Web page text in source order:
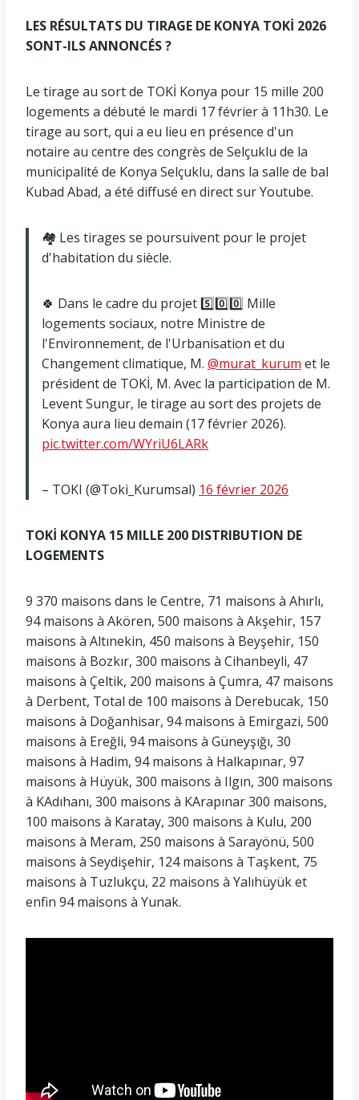
LES RÉSULTATS DU TIRAGE DE KONYA TOKİ 2026
SONT-ILS ANNONCÉS ?
Le tirage au sort de TOKİ Konya pour 15 mille 200
logements a débuté le mardi 17 février à 11h30. Le
tirage au sort, qui a eu lieu en présence d'un
notaire au centre des congrès de Selçuklu de la
municipalité de Konya Selçuklu, dans la salle de bal
Kubad Abad, a été diffusé en direct sur Youtube.
🏘️ Les tirages se poursuivent pour le projet
d'habitation du siècle.
🍀 Dans le cadre du projet 5️⃣0️⃣0️⃣ Mille
logements sociaux, notre Ministre de
l'Environnement, de l'Urbanisation et du
Changement climatique, M. @murat_kurum et le
président de TOKİ, M. Avec la participation de M.
Levent Sungur, le tirage au sort des projets de
Konya aura lieu demain (17 février 2026).
pic.twitter.com/WYriU6LARk
– TOKI (@Toki_Kurumsal) 16 février 2026
TOKİ KONYA 15 MILLE 200 DISTRIBUTION DE
LOGEMENTS
9 370 maisons dans le Centre, 71 maisons à Ahırlı,
94 maisons à Akören, 500 maisons à Akşehir, 157
maisons à Altınekin, 450 maisons à Beyşehir, 150
maisons à Bozkır, 300 maisons à Cihanbeyli, 47
maisons à Çeltik, 200 maisons à Çumra, 47 maisons
à Derbent, Total de 100 maisons à Derebucak, 150
maisons à Doğanhisar, 94 maisons à Emirgazi, 500
maisons à Ereğli, 94 maisons à Güneyşığı, 30
maisons à Hadim, 94 maisons à Halkapınar, 97
maisons à Hüyük, 300 maisons à Ilgın, 300 maisons
à KAdıhanı, 300 maisons à KArapınar 300 maisons,
100 maisons à Karatay, 300 maisons à Kulu, 200
maisons à Meram, 250 maisons à Sarayönü, 500
maisons à Seydişehir, 124 maisons à Taşkent, 75
maisons à Tuzlukçu, 22 maisons à Yalıhüyük et
enfin 94 maisons à Yunak.